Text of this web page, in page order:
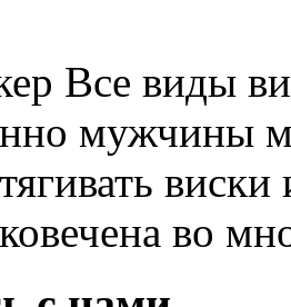
Все виды
мужчины
во